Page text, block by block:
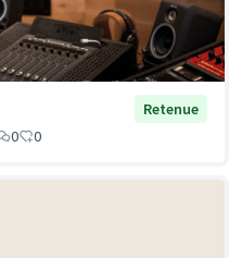
Retenue
0 0